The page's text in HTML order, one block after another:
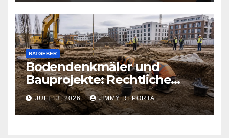
RATGEBER
Bodendenkmäler und
Bauprojekte: Rechtliche
Pflichten und praktischer
Ablauf
JULI 13, 2026 JIMMY REPORTA